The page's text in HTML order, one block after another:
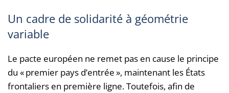
Un cadre de solidarité à géométrie
variable
Le pacte européen ne remet pas en cause le principe
du « premier pays d’entrée », maintenant les États
frontaliers en première ligne. Toutefois, afin de